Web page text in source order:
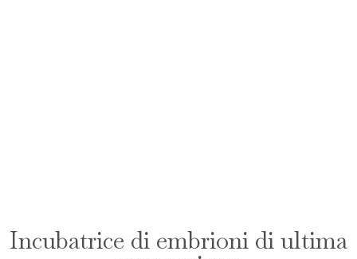
Incubatrice di embrioni di ultima